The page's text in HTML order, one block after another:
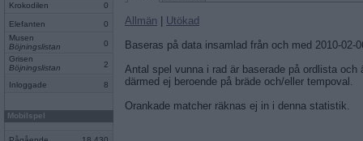
Krokodilen 0
Elefanten
0
Musen
Böjningslistan
0
Grisen
Böjningslistan
2
Inloggade 8
Mobilspel
Allmän
Utökad
Baseras på data insamlad från och med 2010-02-
Antal spel vunna i rad är baserade på ordlista och
därmed ej beroende på bräde och/eller tempoval.
Orankade matcher räknas ej in i denna statistik.